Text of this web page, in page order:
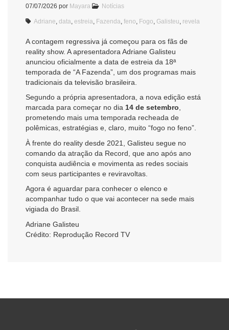
07/07/2026 por Mayara Notícias
Adriane, data, estreia, Fazenda, feno, Fogo, Galisteu, revela
A contagem regressiva já começou para os fãs de
reality show. A apresentadora Adriane Galisteu
anunciou oficialmente a data de estreia da 18ª
temporada de “A Fazenda”, um dos programas mais
tradicionais da televisão brasileira.
Segundo a própria apresentadora, a nova edição está
marcada para começar no dia 14 de setembro,
prometendo mais uma temporada recheada de
polêmicas, estratégias e, claro, muito “fogo no feno”.
À frente do reality desde 2021, Galisteu segue no
comando da atração da Record, que ano após ano
conquista audiência e movimenta as redes sociais
com seus participantes e reviravoltas.
Agora é aguardar para conhecer o elenco e
acompanhar tudo o que vai acontecer na sede mais
vigiada do Brasil.
Adriane Galisteu
Crédito: Reprodução Record TV